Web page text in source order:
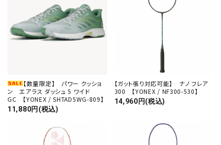
【数量限定】 パワー クッショ
ン エアラス ダッシュ 5 ワイド
GC 【YONEX / SHTAD5WG-809】
11,880円(税込)
【ガット張り対応可能】 ナノ フレア
300 【YONEX / NF300-530】
14,960円(税込)